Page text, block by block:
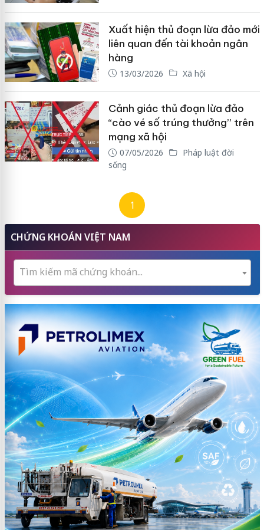
Xuất hiện thủ đoạn lừa đảo mới
liên quan đến tài khoản ngân
hàng
13/03/2026 Xã hội
Cảnh giác thủ đoạn lừa đảo
“cào vé số trúng thưởng” trên
mạng xã hội
07/05/2026
Pháp luật đời
sống
1
CHỨNG KHOÁN VIỆT NAM
Tìm kiếm mã chứng khoán...